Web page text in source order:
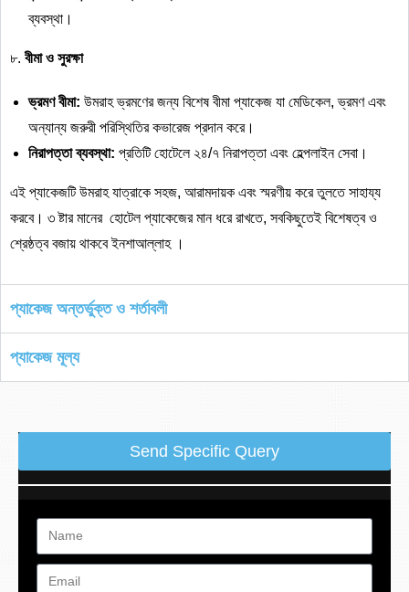
ব্যবস্থা।
৮.বীমা ও সুরক্ষা
ভ্রমণ বীমা: উমরাহ ভ্রমণের জন্য বিশেষ বীমা প্যাকেজ যা মেডিকেল, ভ্রমণ এবং
অন্যান্য জরুরী পরিস্থিতির কভারেজ প্রদান করে।
নিরাপত্তা ব্যবস্থা: প্রতিটি হোটেলে ২৪/৭ নিরাপত্তা এবং হেল্পলাইন সেবা।
এই প্যাকেজটি উমরাহ যাত্রাকে সহজ, আরামদায়ক এবং স্মরণীয় করে তুলতে সাহায্য
করবে। ৩ ষ্টার মানের হোটেল প্যাকেজের মান ধরে রাখতে, সবকিছুতেই বিশেষত্ব ও
শ্রেষ্ঠত্ব বজায় থাকবে ইনশাআল্লাহ ।
প্যাকেজ অন্তর্ভুক্ত ও শর্তাবলী
প্যাকেজ মূল্য
Send Specific Query